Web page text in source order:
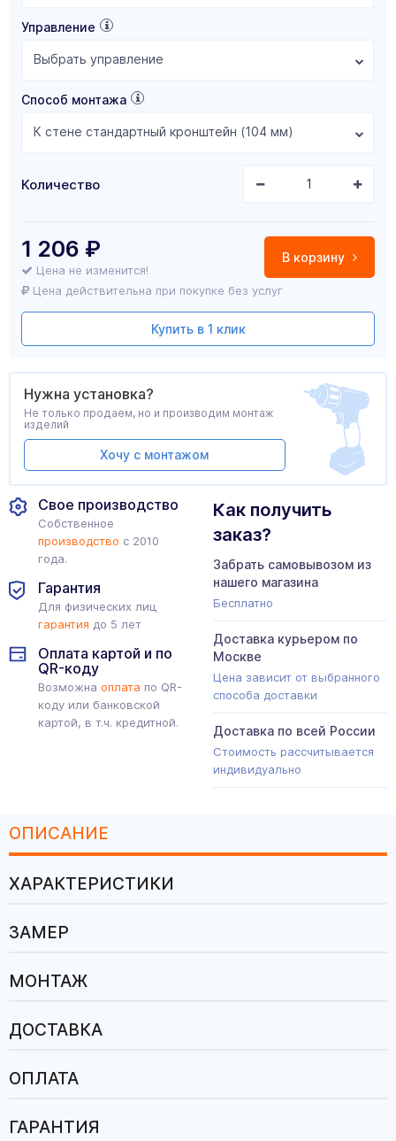
Управление
Выбрать управление
Способ монтажа
К стене стандартный кронштейн (104 мм)
Количество
В корзину
1 206 ₽
Цена не изменится!
Цена действительна при покупке без услуг
Купить в 1 клик
Свое производство
Собственное
производство с 2010
года.
Гарантия
Для физических лиц
гарантия до 5 лет
Оплата картой и по
QR-коду
Возможна оплата по QR-
коду или банковской
картой, в т.ч. кредитной.
Как получить
заказ?
Забрать самовывозом из
нашего магазина
Бесплатно
Доставка курьером по
Москве
Цена зависит от выбранного
способа доставки
Доставка по всей России
Стоимость рассчитывается
индивидуально
Нужна установка?
Не только продаем, но и производим монтаж
изделий
Хочу с монтажом
ОПИСАНИЕ
ХАРАКТЕРИСТИКИ
ЗАМЕР
МОНТАЖ
ДОСТАВКА
ОПЛАТА
ГАРАНТИЯ